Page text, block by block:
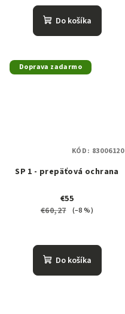
Do košíka
Doprava zadarmo
SP 1 - prepäťová ochrana
€55
€60,27
(–8 %)
Do košíka
KÓD: 83006120